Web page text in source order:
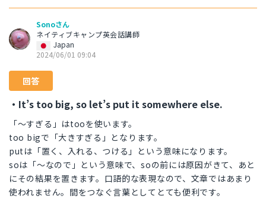
Sonoさん
ネイティブキャンプ英会話講師
Japan
2024/06/01 09:04
回答
・It’s too big, so let’s put it somewhere else.
「〜すぎる」はtooを使います。
too bigで「大きすぎる」となります。
putは「置く、入れる、つける」という意味になります。
soは「〜なので」という意味で、soの前には原因がきて、あと
にその結果を置きます。口語的な表現なので、文章ではあまり
使われません。間をつなぐ言葉としてとても便利です。